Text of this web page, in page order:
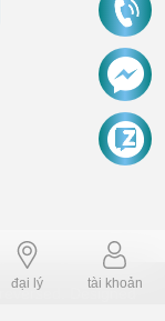
Designed
đại lý tài khoản